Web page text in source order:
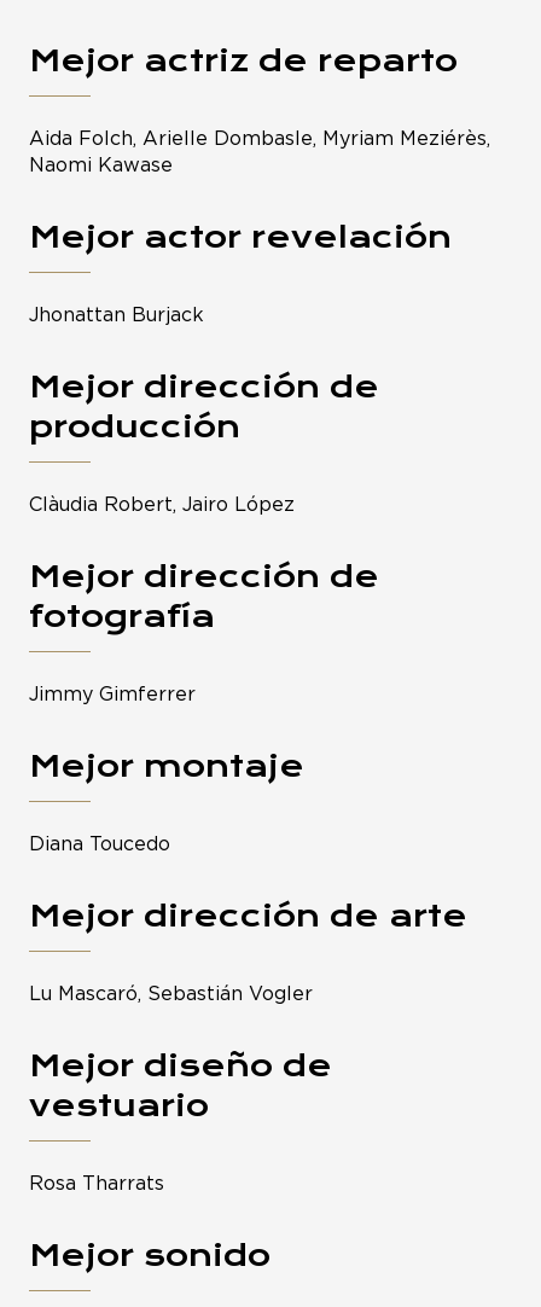
Mejor actriz de reparto
Aida Folch, Arielle Dombasle, Myriam Meziérès,
Naomi Kawase
Mejor actor revelación
Jhonattan Burjack
Mejor dirección de
producción
Clàudia Robert, Jairo López
Mejor dirección de
fotografía
Jimmy Gimferrer
Mejor montaje
Diana Toucedo
Mejor dirección de arte
Lu Mascaró, Sebastián Vogler
Mejor diseño de
vestuario
Rosa Tharrats
Mejor sonido